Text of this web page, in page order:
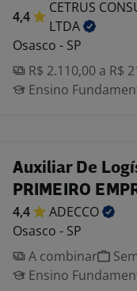
4,4
CETRUS
LTDA
Osasco - SP
R$ 2.110,00 a R$
Ensino
Auxiliar De
PRIMEIRO
4,4
ADECCO
Osasco - SP
A combinar
Ensino